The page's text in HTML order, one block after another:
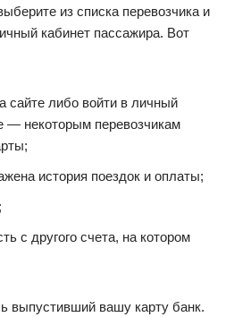
из списка перевозчика и
кабинет пассажира. Вот
сайте либо войти в личный
— некоторым перевозчикам
история поездок и оплаты;
с другого счета, на котором
выпустивший вашу карту банк.